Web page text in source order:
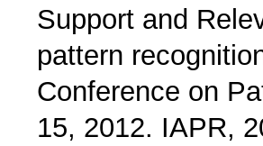
Support and
pattern
Conference on
15, 2012. IAPR,